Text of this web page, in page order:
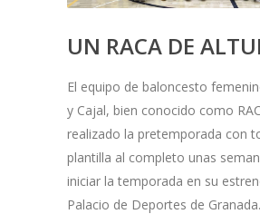
UN RACA DE
El equipo de baloncesto
y Cajal, bien conocido como
realizado la pretemporada con
plantilla al completo unas
iniciar la temporada en su
Palacio de Deportes de